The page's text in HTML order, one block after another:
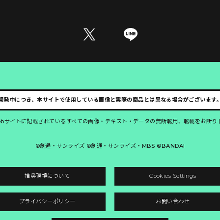
発中につき、本サイトで使用している画像と実際の商品とは異なる場合がございます。
サイトに記載されているすべての画像・テキスト・データの無断転用、転載をお断り
©創通・サンライズ ©創通・サンライズ・MBS ©BANDAI
推奨環境について Cookies Settings
プライバシーポリシー お問い合わせ